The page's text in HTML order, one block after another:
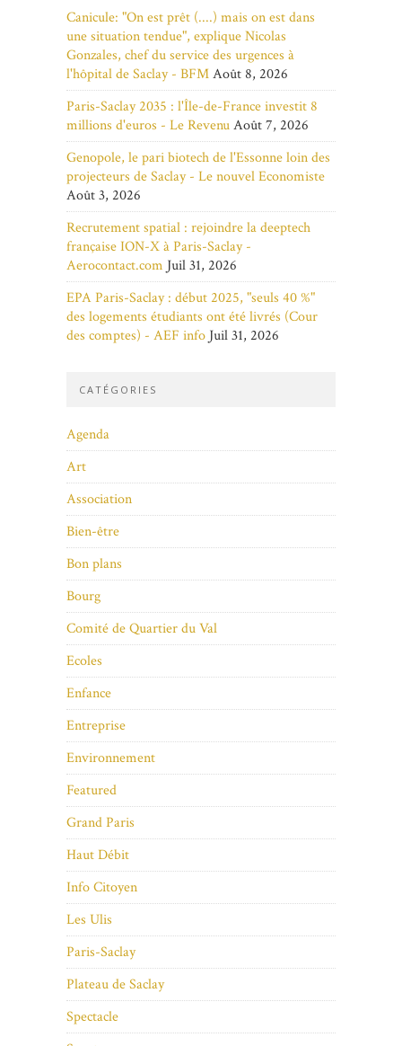
Canicule: "On est prêt (....) mais on est dans
une situation tendue", explique Nicolas
Gonzales, chef du service des urgences à
l'hôpital de Saclay - BFMAoût 8, 2026
Paris-Saclay 2035 : l'Île-de-France investit 8
millions d'euros - Le RevenuAoût 7, 2026
Genopole, le pari biotech de l'Essonne loin des
projecteurs de Saclay - Le nouvel Economiste
Août 3, 2026
Recrutement spatial : rejoindre la deeptech
française ION-X à Paris-Saclay -
Aerocontact.com Juil 31, 2026
EPA Paris-Saclay : début 2025, "seuls 40 %"
des logements étudiants ont été livrés (Cour
des comptes) - AEF info Juil 31, 2026
CATÉGORIES
Agenda
Art
Association
Bien-être
Bon plans
Bourg
Comité de Quartier du Val
Ecoles
Enfance
Entreprise
Environnement
Featured
Grand Paris
Haut Débit
Info Citoyen
Les Ulis
Paris-Saclay
Plateau de Saclay
Spectacle